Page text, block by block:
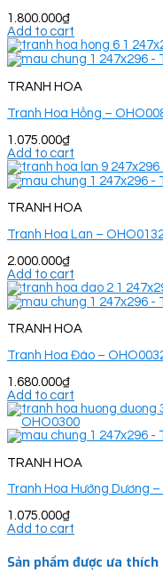
1.800.000₫
Add to cart
TRANH HOA
Tranh Hoa Hồng –
1.075.000₫
Add to cart
TRANH HOA
Tranh Hoa Lan –
2.000.000₫
Add to cart
TRANH HOA
Tranh Hoa Đào –
1.680.000₫
Add to cart
TRANH HOA
Tranh Hoa Hướng Dương
1.075.000₫
Add to cart
Sản phẩm được ưa thích